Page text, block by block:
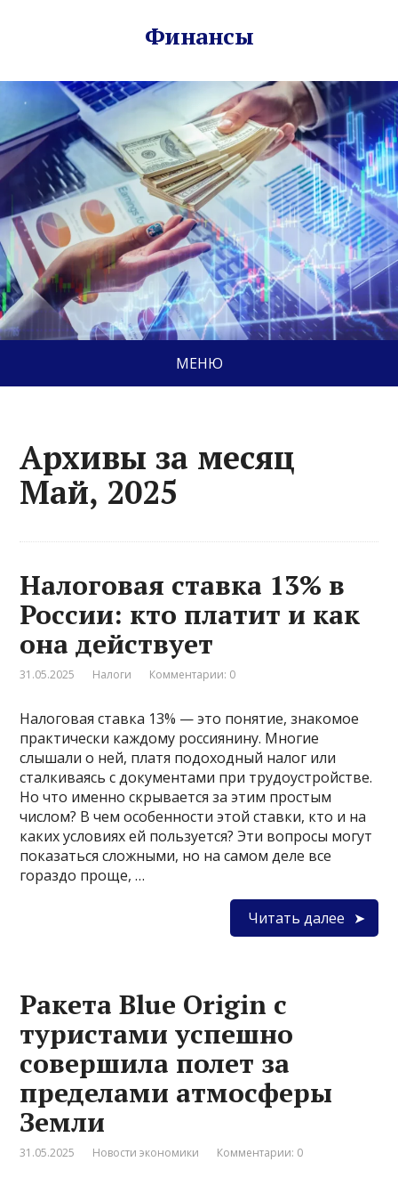
Финансы
МЕНЮ
Архивы за месяц
Май, 2025
Налоговая ставка 13% в
России: кто платит и как
она действует
31.05.2025 Налоги Комментарии: 0
Налоговая ставка 13% — это понятие, знакомое
практически каждому россиянину. Многие
слышали о ней, платя подоходный налог или
сталкиваясь с документами при трудоустройстве.
Но что именно скрывается за этим простым
числом? В чем особенности этой ставки, кто и на
каких условиях ей пользуется? Эти вопросы могут
показаться сложными, но на самом деле все
гораздо проще, …
Читать далее
Ракета Blue Origin с
туристами успешно
совершила полет за
пределами атмосферы
Земли
31.05.2025 Новости экономики Комментарии: 0